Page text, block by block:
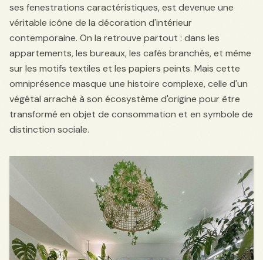
ses fenestrations caractéristiques, est devenue une
véritable icône de la décoration d'intérieur
contemporaine. On la retrouve partout : dans les
appartements, les bureaux, les cafés branchés, et même
sur les motifs textiles et les papiers peints. Mais cette
omniprésence masque une histoire complexe, celle d'un
végétal arraché à son écosystème d'origine pour être
transformé en objet de consommation et en symbole de
distinction sociale.